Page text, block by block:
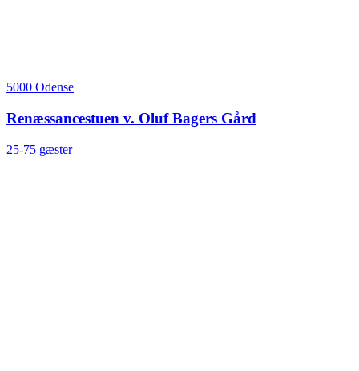
5000 Odense
Renæssancestuen v. Oluf Bagers Gård
25-75 gæster